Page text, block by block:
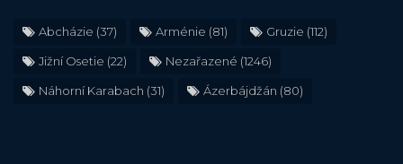
Abcházie (37) Arménie (81) Gruzie (112)
Jižní Osetie (22) Nezařazené (1246)
Náhorní Karabach (31) Ázerbájdžán (80)